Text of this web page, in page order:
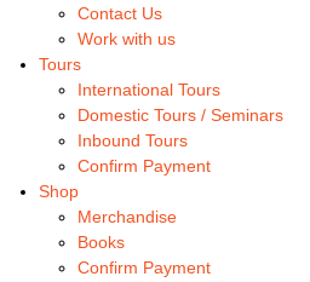
Contact Us
Work with us
Tours
International Tours
Domestic Tours / Seminars
Inbound Tours
Confirm Payment
Shop
Merchandise
Books
Confirm Payment